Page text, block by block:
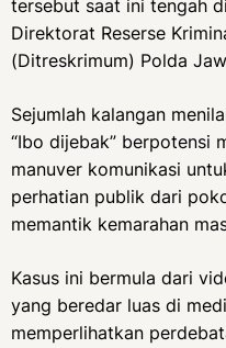
tersebut saat ini tengah
Direktorat Reserse
(Ditreskrimum) Polda
Sejumlah kalangan
“Ibo dijebak” berpotensi
manuver komunikasi
perhatian publik dari
memantik kemarahan
Kasus ini bermula dari
yang beredar luas di
memperlihatkan